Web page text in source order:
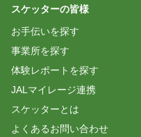
スケッターの皆様
お手伝いを探す
事業所を探す
体験レポートを探す
JALマイレージ連携
スケッターとは
よくあるお問い合わせ